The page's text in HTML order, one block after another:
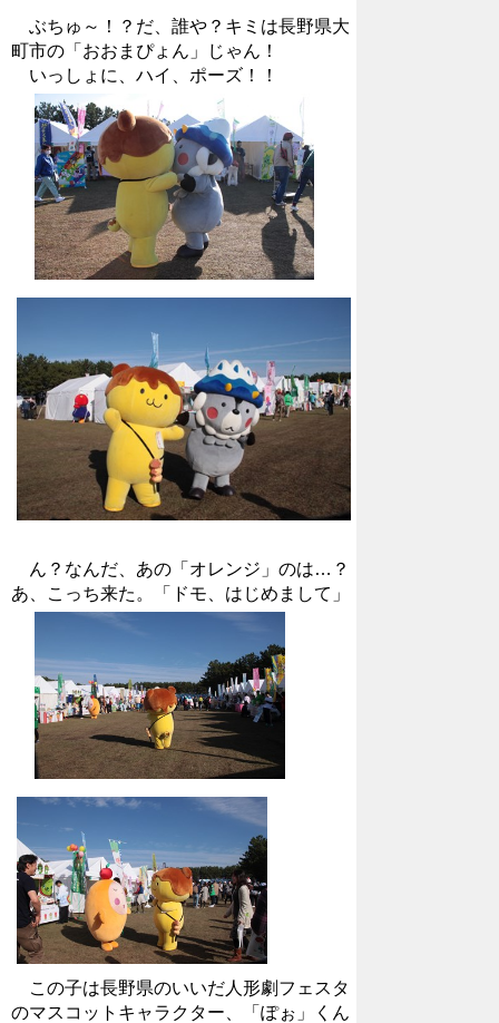
ぶちゅ～！？だ、誰や？キミは長野県大
町市の「おおまぴょん」じゃん！
いっしょに、ハイ、ポーズ！！
ん？なんだ、あの「オレンジ」のは…？
あ、こっち来た。「ドモ、はじめまして」
この子は長野県のいいだ人形劇フェスタ
のマスコットキャラクター、「ぽぉ」くん